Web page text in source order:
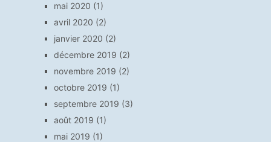
mai 2020 (1)
avril 2020 (2)
janvier 2020 (2)
décembre 2019 (2)
novembre 2019 (2)
octobre 2019 (1)
septembre 2019 (3)
août 2019 (1)
mai 2019 (1)